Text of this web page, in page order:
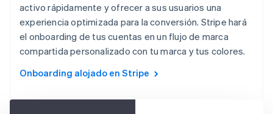
activo rápidamente y ofrecer a sus usuarios una
experiencia optimizada para la conversión. Stripe hará
el onboarding de tus cuentas en un flujo de marca
compartida personalizado con tu marca y tus colores.
Onboarding alojado en Stripe